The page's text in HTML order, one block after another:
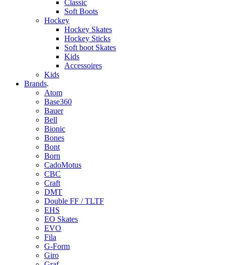
Classic
Soft Boots
Hockey
Hockey Skates
Hockey Sticks
Soft boot Skates
Kids
Accessoires
Kids
Brands.
Atom
Base360
Bauer
Bell
Bionic
Bones
Bont
Born
CadoMotus
CBC
Craft
DMT
Double FF / TLTF
EHS
EO Skates
EVO
Fila
G-Form
Giro